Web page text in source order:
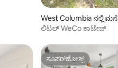
West Columbia ನಲ್ಲಿ ಮನೆ
ಲಿಟಲ್ WeCo ಕಾಟೇಜ್
ಸೂಪರ್‌ಹೋಸ್ಟ್
ಸೂಪರ್‌ಹೋಸ್ಟ್